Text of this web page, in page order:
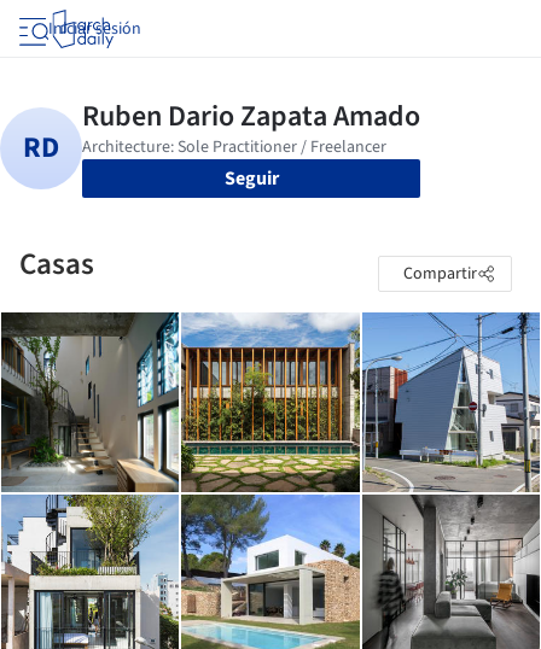
Iniciar sesión
Seguir
Casas Compartir